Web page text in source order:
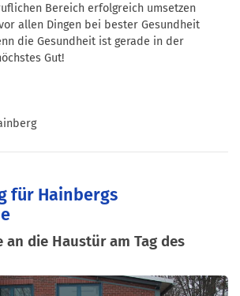
Bereich erfolgreich umsetzen
allen Dingen bei bester Gesundheit
die Gesundheit ist gerade in der
Gut!
für Hainbergs
an die Haustür am Tag des